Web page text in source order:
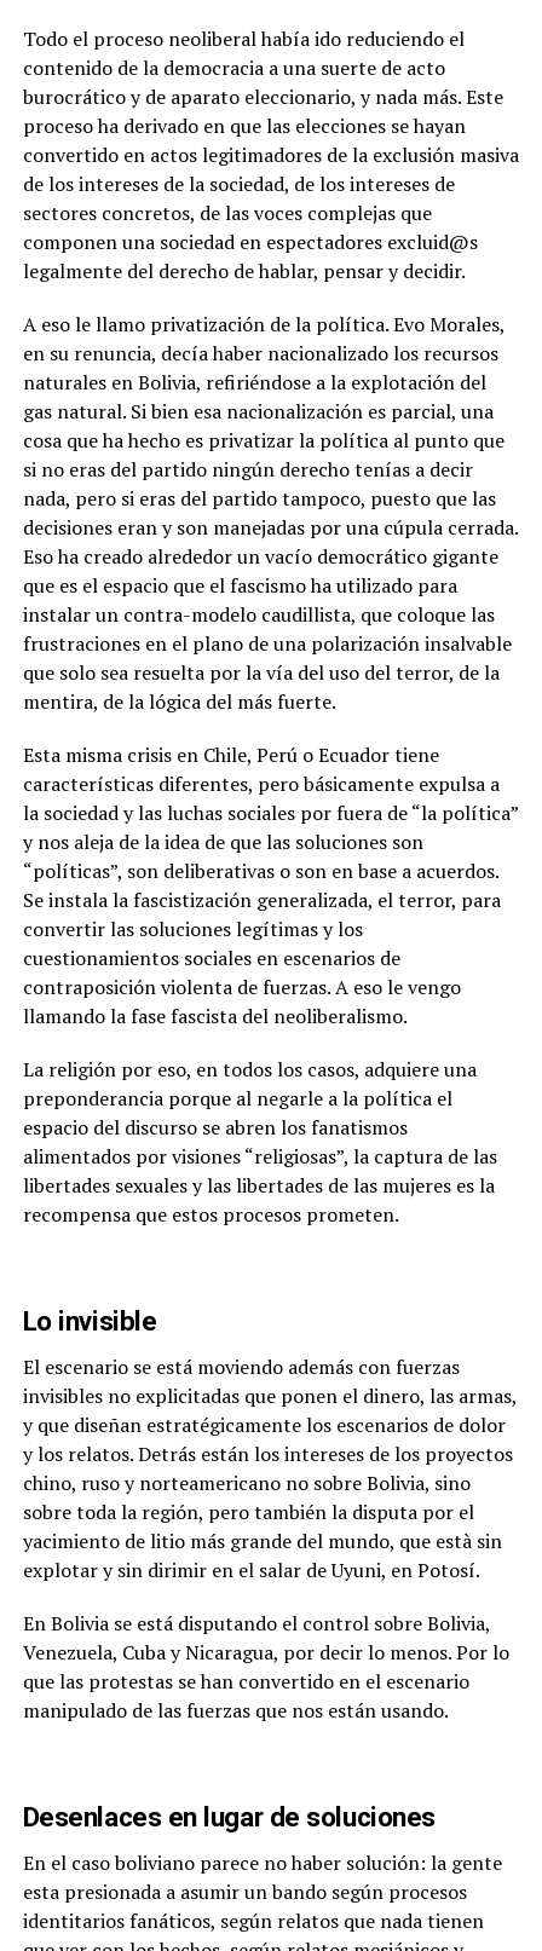
Todo el proceso neoliberal había ido reduciendo el
contenido de la democracia a una suerte de acto
burocrático y de aparato eleccionario, y nada más. Este
proceso ha derivado en que las elecciones se hayan
convertido en actos legitimadores de la exclusión masiva
de los intereses de la sociedad, de los intereses de
sectores concretos, de las voces complejas que
componen una sociedad en espectadores excluid@s
legalmente del derecho de hablar, pensar y decidir.
A eso le llamo privatización de la política. Evo Morales,
en su renuncia, decía haber nacionalizado los recursos
naturales en Bolivia, refiriéndose a la explotación del
gas natural. Si bien esa nacionalización es parcial, una
cosa que ha hecho es privatizar la política al punto que
si no eras del partido ningún derecho tenías a decir
nada, pero si eras del partido tampoco, puesto que las
decisiones eran y son manejadas por una cúpula cerrada.
Eso ha creado alrededor un vacío democrático gigante
que es el espacio que el fascismo ha utilizado para
instalar un contra-modelo caudillista, que coloque las
frustraciones en el plano de una polarización insalvable
que solo sea resuelta por la vía del uso del terror, de la
mentira, de la lógica del más fuerte.
Esta misma crisis en Chile, Perú o Ecuador tiene
características diferentes, pero básicamente expulsa a
la sociedad y las luchas sociales por fuera de “la política”
y nos aleja de la idea de que las soluciones son
“políticas”, son deliberativas o son en base a acuerdos.
Se instala la fascistización generalizada, el terror, para
convertir las soluciones legítimas y los
cuestionamientos sociales en escenarios de
contraposición violenta de fuerzas. A eso le vengo
llamando la fase fascista del neoliberalismo.
La religión por eso, en todos los casos, adquiere una
preponderancia porque al negarle a la política el
espacio del discurso se abren los fanatismos
alimentados por visiones “religiosas”, la captura de las
libertades sexuales y las libertades de las mujeres es la
recompensa que estos procesos prometen.
Lo invisible
El escenario se está moviendo además con fuerzas
invisibles no explicitadas que ponen el dinero, las armas,
y que diseñan estratégicamente los escenarios de dolor
y los relatos. Detrás están los intereses de los proyectos
chino, ruso y norteamericano no sobre Bolivia, sino
sobre toda la región, pero también la disputa por el
yacimiento de litio más grande del mundo, que està sin
explotar y sin dirimir en el salar de Uyuni, en Potosí.
En Bolivia se está disputando el control sobre Bolivia,
Venezuela, Cuba y Nicaragua, por decir lo menos. Por lo
que las protestas se han convertido en el escenario
manipulado de las fuerzas que nos están usando.
Desenlaces en lugar de soluciones
En el caso boliviano parece no haber solución: la gente
esta presionada a asumir un bando según procesos
identitarios fanáticos, según relatos que nada tienen